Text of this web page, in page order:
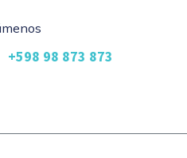
+598 98 873 873